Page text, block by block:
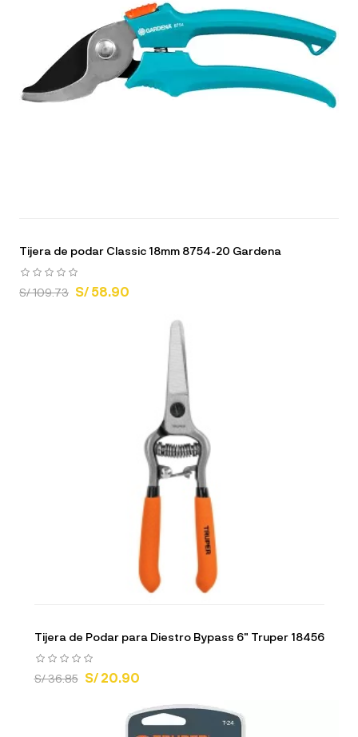
Tijera de podar Classic 18mm 8754-20 Gardena
S/ 109.73 S/ 58.90
Tijera de Podar para Diestro Bypass 6" Truper 18456
S/ 36.85 S/ 20.90